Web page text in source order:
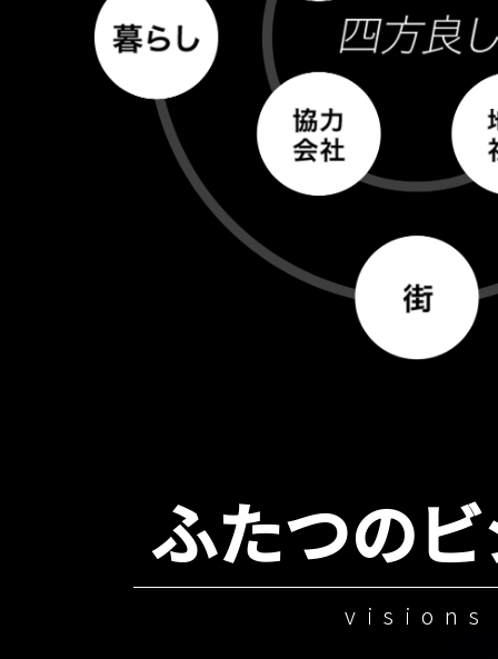
ふたつの
visions